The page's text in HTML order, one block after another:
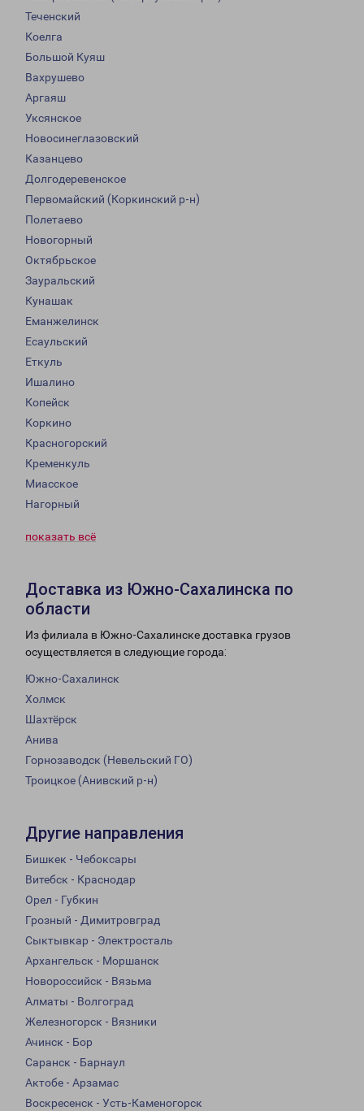
Теченский
Коелга
Большой Куяш
Вахрушево
Аргаяш
Уксянское
Новосинеглазовский
Казанцево
Долгодеревенское
Первомайский (Коркинский р-н)
Полетаево
Новогорный
Октябрьское
Зауральский
Кунашак
Еманжелинск
Есаульский
Еткуль
Ишалино
Копейск
Коркино
Красногорский
Кременкуль
Миасское
Нагорный
показать всё
Доставка из Южно-Сахалинска по
области
Из филиала в Южно-Сахалинске доставка грузов
осуществляется в следующие города:
Южно-Сахалинск
Холмск
Шахтёрск
Анива
Горнозаводск (Невельский ГО)
Троицкое (Анивский р-н)
Другие направления
Бишкек - Чебоксары
Витебск - Краснодар
Орел - Губкин
Грозный - Димитровград
Сыктывкар - Электросталь
Архангельск - Моршанск
Новороссийск - Вязьма
Алматы - Волгоград
Железногорск - Вязники
Ачинск - Бор
Саранск - Барнаул
Актобе - Арзамас
Воскресенск - Усть-Каменогорск